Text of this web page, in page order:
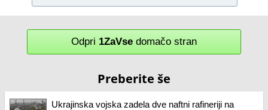
Odpri 1ZaVse domačo stran
Preberite še
Ukrajinska vojska zadela dve naftni rafineriji na